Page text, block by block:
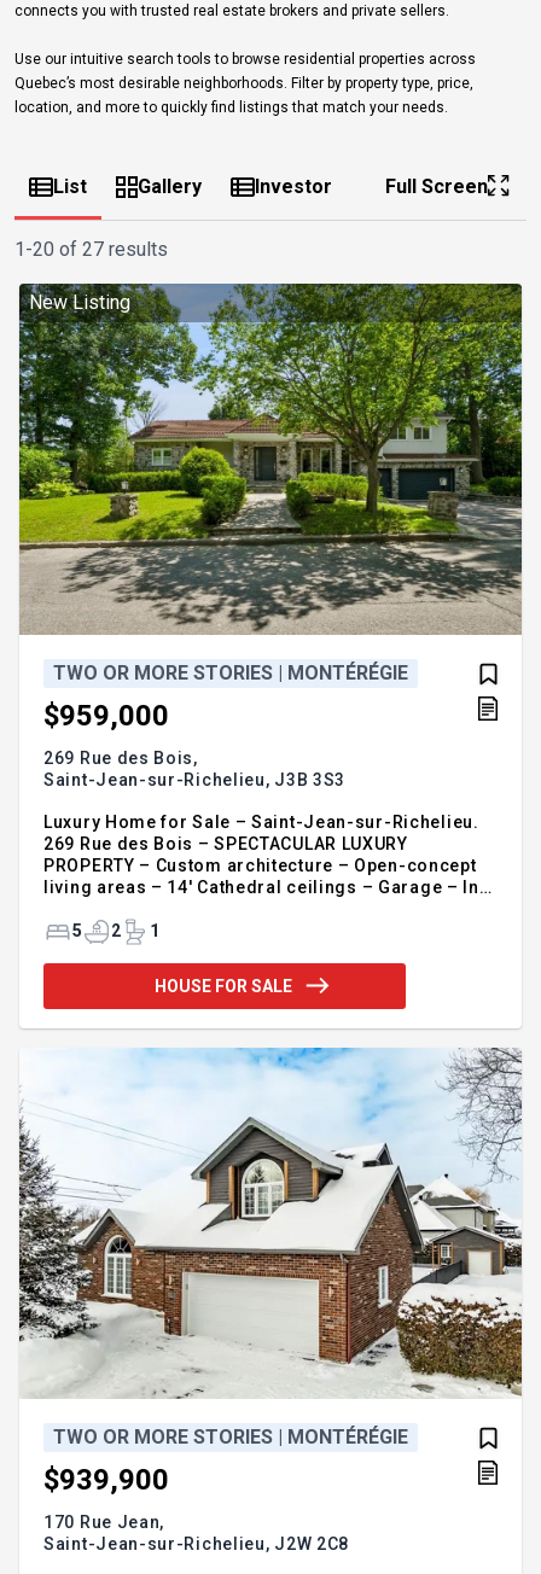
connects you with trusted real estate brokers and private sellers.
Use our intuitive search tools to browse residential properties across
Quebec’s most desirable neighborhoods. Filter by property type, price,
location, and more to quickly find listings that match your needs.
List Gallery Investor Full Screen
1-20 of 27 results
New Listing
TWO OR MORE STORIES | MONTÉRÉGIE
$959,000
269 Rue des Bois,
Saint-Jean-sur-Richelieu, J3B 3S3
Luxury Home for Sale – Saint-Jean-sur-Richelieu.
269 Rue des Bois – SPECTACULAR LUXURY
PROPERTY – Custom architecture – Open-concept
living areas – 14' Cathedral ceilings – Garage – In-
wood-burning fireplace with fieldstone. Featuring 5
bedrooms (4+1) and 2.5 bathrooms, this 12,000 sq.
ft. property is located in the heart of Village Suisse,
renowned for its wooded lots and high-end
Exceptional natural light, spacious and well-
5 2 1
HOUSE FOR SALE
TWO OR MORE STORIES | MONTÉRÉGIE
$939,900
170 Rue Jean,
Saint-Jean-sur-Richelieu, J2W 2C8